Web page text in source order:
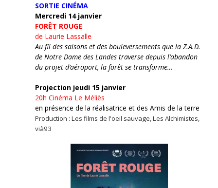
SORTIE CINÉMA
Mercredi 14 janvier
FORÊT ROUGE
de Laurie Lassalle
Au fil des saisons et des bouleversements que la Z.A.D.
de Notre Dame des Landes traverse depuis l’abandon
du projet d’aéroport, la forêt se transforme…
Projection jeudi 15 janvier
20h Cinéma Le Méliès
en présence de la réalisatrice et des Amis de la terre
Production : Les films de l'oeil sauvage, Les Alchimistes,
vià93